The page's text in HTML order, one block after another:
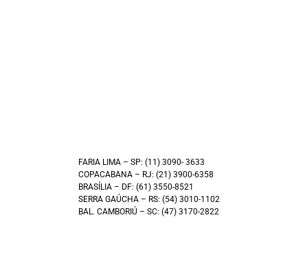
FARIA LIMA – SP: (11) 3090- 3633
COPACABANA – RJ: (21) 3900-6358
BRASÍLIA – DF: (61) 3550-8521
SERRA GAÚCHA – RS: (54) 3010-1102
BAL. CAMBORIÚ – SC: (47) 3170-2822